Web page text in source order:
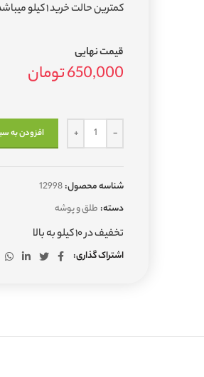
کمترین حالت خرید ۱ کیلو میباشد
قیمت نهایی
650,000تومان
افزودن به
شناسه محصول:12998
دسته: طلق و پوشه
تخفیف در ۱۰ کیلو به بالا
اشتراک گذاری